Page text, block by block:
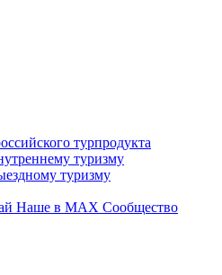
турпродукта
туризму
туризму
Наше в MAX Сообщество